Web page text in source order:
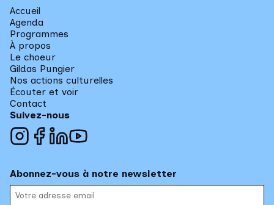
Accueil
Agenda
Programmes
À propos
Le choeur
Gildas Pungier
Nos actions culturelles
Écouter et voir
Contact
Suivez-nous
Abonnez-vous à notre newsletter